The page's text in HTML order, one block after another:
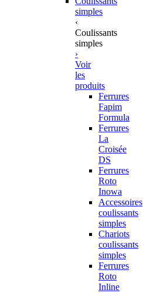
simples
‹
Coulissants
simples
›
Voir
les
produits
Ferrures
Fapim
Formula
Ferrures
La
Croisée
DS
Ferrures
Roto
Inowa
Accessoires
coulissants
simples
Chariots
coulissants
simples
Ferrures
Roto
Inline